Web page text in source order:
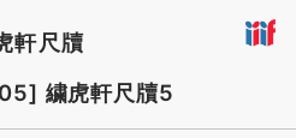
軒尺牘
繍虎軒尺牘5